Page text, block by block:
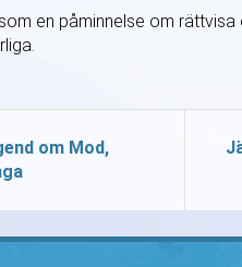
en påminnelse om
om Mod,